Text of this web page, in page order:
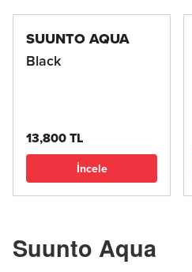
SUUNTO AQUA
Black
13,800 TL
İncele
Suunto Aqua